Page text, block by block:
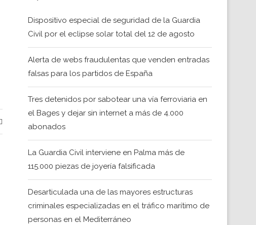
Dispositivo especial de seguridad de la Guardia
Civil por el eclipse solar total del 12 de agosto
Alerta de webs fraudulentas que venden entradas
falsas para los partidos de España
Tres detenidos por sabotear una vía ferroviaria en
el Bages y dejar sin internet a más de 4.000
abonados
La Guardia Civil interviene en Palma más de
115.000 piezas de joyería falsificada
Desarticulada una de las mayores estructuras
criminales especializadas en el tráfico marítimo de
personas en el Mediterráneo